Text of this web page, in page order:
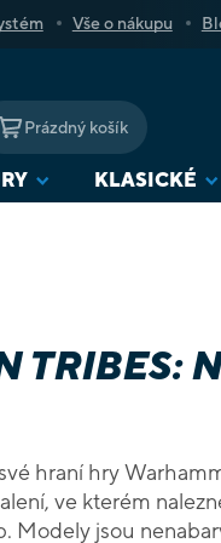
Vše o nákupu
NÁKUPNÍ
KOŠÍK
Prázdný košík
KLASICKÉ
TRIBES:
hraní hry
ve kterém
Modely jsou